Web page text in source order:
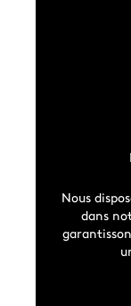
Nous
dans